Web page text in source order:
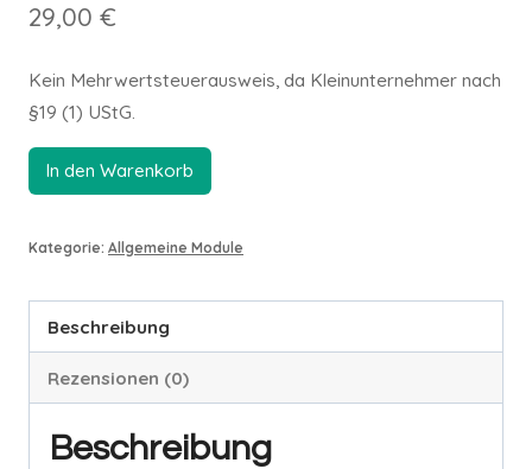
29,00 €
Kein Mehrwertsteuerausweis, da Kleinunternehmer nach
§19 (1) UStG.
In den Warenkorb
Kategorie: Allgemeine Module
Beschreibung
Rezensionen (0)
Beschreibung